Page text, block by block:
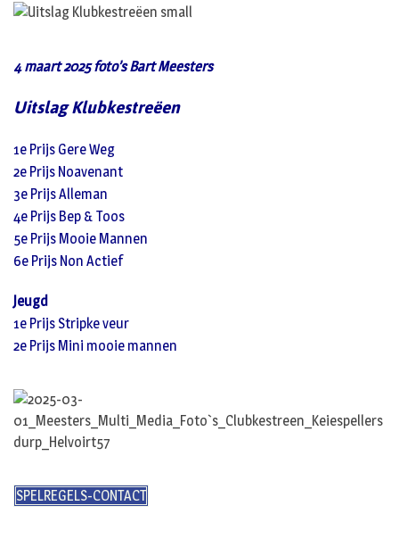
4 maart 2025 foto’s Bart Meesters
Uitslag Klubkestreëen
1e Prijs Gere Weg
2e Prijs Noavenant
3e Prijs Alleman
4e Prijs Bep & Toos
5e Prijs Mooie Mannen
6e Prijs Non Actief
Jeugd
1e Prijs Stripke veur
2e Prijs Mini mooie mannen
SPELREGELS-CONTACT